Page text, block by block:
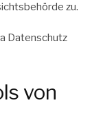
zu.
Datenschutz
von